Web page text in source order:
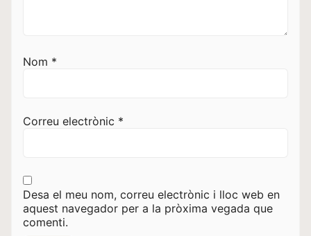
Nom *
Correu electrònic *
Desa el meu nom, correu electrònic i lloc web en
aquest navegador per a la pròxima vegada que
comenti.